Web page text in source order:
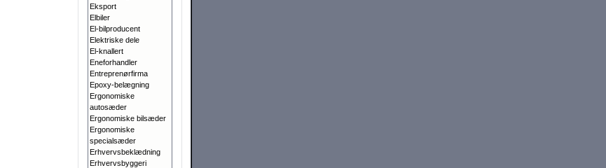
Eksport
Elbiler
El-bilproducent
Elektriske dele
El-knallert
Eneforhandler
Entreprenørfirma
Epoxy-belægning
Ergonomiske
autosæder
Ergonomiske bilsæder
Ergonomiske
specialsæder
Erhvervsbeklædning
Erhvervsbyggeri